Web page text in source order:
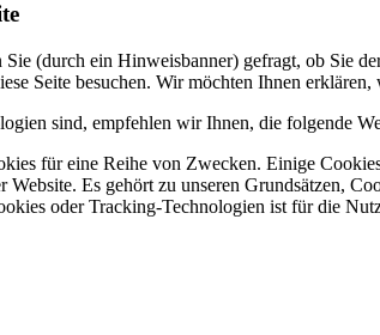
(durch ein Hinweisbanner) gefragt, ob Sie
Seite besuchen. Wir möchten Ihnen
sind, empfehlen wir Ihnen, die folgende
für eine Reihe von Zwecken. Einige
Es gehört zu unseren Grundsätzen,
oder Tracking-Technologien ist für die